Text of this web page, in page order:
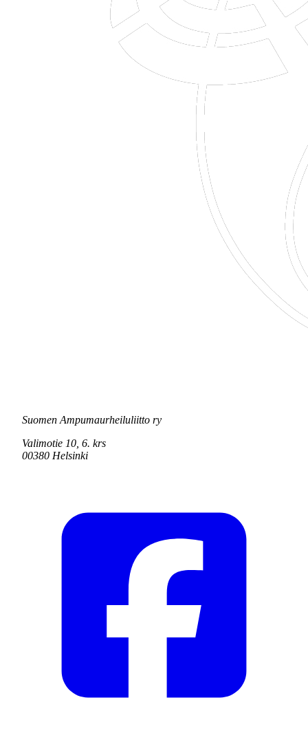
Suomen Ampumaurheiluliitto ry
Valimotie 10, 6. krs
00380 Helsinki